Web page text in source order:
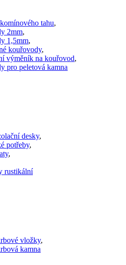
tahu,
2mm,
1,5mm,
kouřovody,
výměník na kouřovod,
pro peletová kamna
desky,
potřeby,
,
rustikální
vložky,
kamna